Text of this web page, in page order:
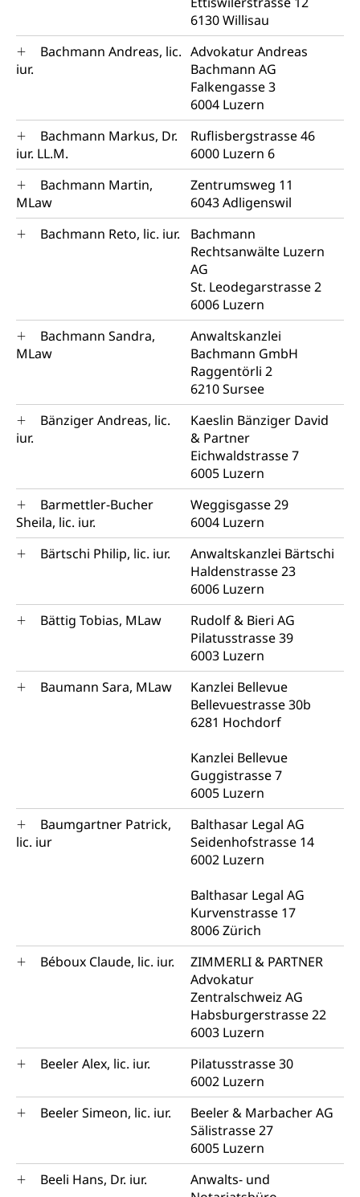
6130 Willisau
Bachmann Andreas, lic.
iur.
Advokatur Andreas
Bachmann AG
Falkengasse 3
6004 Luzern
Bachmann Markus, Dr.
iur. LL.M.
Ruflisbergstrasse 46
6000 Luzern 6
Bachmann Martin,
MLaw
Zentrumsweg 11
6043 Adligenswil
Bachmann Reto, lic. iur.
Bachmann
Rechtsanwälte Luzern
AG
St. Leodegarstrasse 2
6006 Luzern
Bachmann Sandra,
MLaw
Anwaltskanzlei
Bachmann GmbH
Raggentörli 2
6210 Sursee
Bänziger Andreas, lic.
iur.
Kaeslin Bänziger David
& Partner
Eichwaldstrasse 7
6005 Luzern
Barmettler-Bucher
Sheila, lic. iur.
Weggisgasse 29
6004 Luzern
Bärtschi Philip, lic. iur.
Anwaltskanzlei Bärtschi
Haldenstrasse 23
6006 Luzern
Bättig Tobias, MLaw
Rudolf & Bieri AG
Pilatusstrasse 39
6003 Luzern
Baumann Sara, MLaw
Kanzlei Bellevue
Bellevuestrasse 30b
6281 Hochdorf
Kanzlei Bellevue
Guggistrasse 7
6005 Luzern
Baumgartner Patrick,
lic. iur
Balthasar Legal AG
Seidenhofstrasse 14
6002 Luzern
Balthasar Legal AG
Kurvenstrasse 17
8006 Zürich
Béboux Claude, lic. iur.
ZIMMERLI & PARTNER
Advokatur
Zentralschweiz AG
Habsburgerstrasse 22
6003 Luzern
Beeler Alex, lic. iur.
Pilatusstrasse 30
6002 Luzern
Beeler Simeon, lic. iur.
Beeler & Marbacher AG
Sälistrasse 27
6005 Luzern
Beeli Hans, Dr. iur.
Anwalts- und